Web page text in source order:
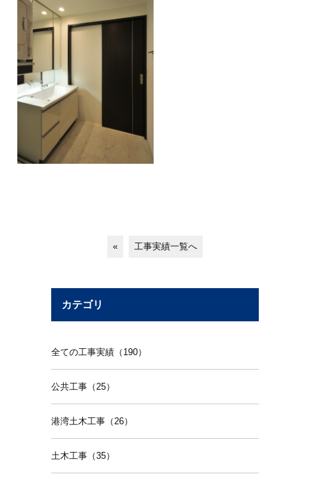
« 工事実績一覧へ
カテゴリ
全ての工事実績（190）
公共工事（25）
港湾土木工事（26）
土木工事（35）